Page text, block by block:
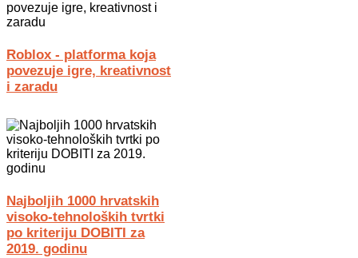
Roblox - platforma koja
povezuje igre, kreativnost
i zaradu
Najboljih 1000 hrvatskih
visoko-tehnoloških tvrtki
po kriteriju DOBITI za
2019. godinu